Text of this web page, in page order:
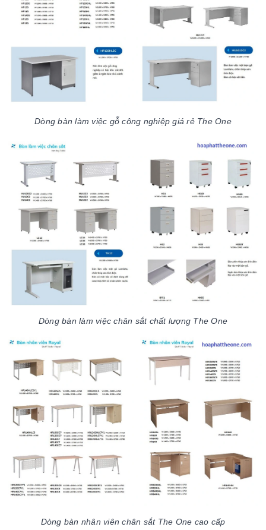
Dòng bàn làm việc gỗ công nghiệp giá rẻ The One
Dòng bàn làm việc chân sắt chất lượng The One
Dòng bàn nhân viên chân sắt The One cao cấp